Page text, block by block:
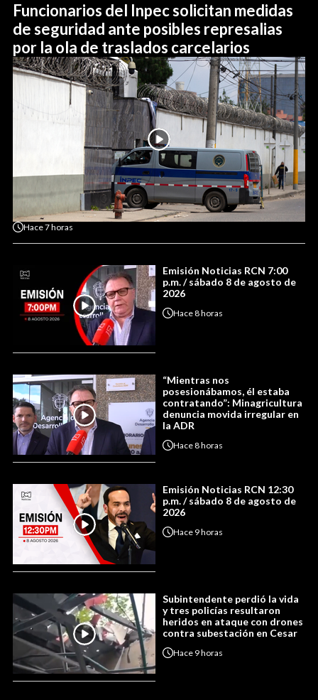
Funcionarios del Inpec solicitan medidas
de seguridad ante posibles represalias
por la ola de traslados carcelarios
Hace7 horas
Emisión Noticias RCN 7:00
p.m. / sábado 8 de agosto de
2026
Hace8 horas
“Mientras nos
posesionábamos, él estaba
contratando”: Minagricultura
denuncia movida irregular en
la ADR
Hace8 horas
Emisión Noticias RCN 12:30
p.m. / sábado 8 de agosto de
2026
Hace 9 horas
Subintendente perdió la vida
y tres policías resultaron
heridos en ataque con drones
contra subestación en Cesar
Hace 9 horas